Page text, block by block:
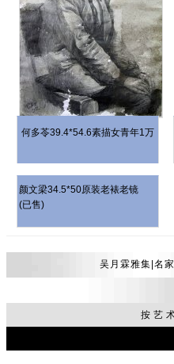
何多苓39.4*54.6素描女青年1万
颜文梁34.5*50原装老裱老镜
(已售)
吴月霖雅集| 名
按艺